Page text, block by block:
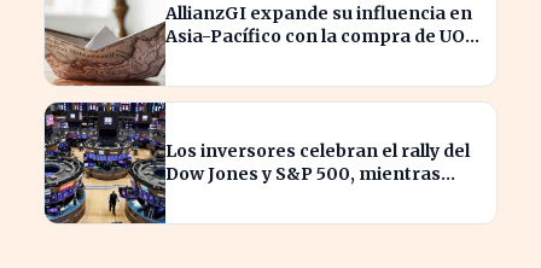
AllianzGI expande su influencia en
Asia-Pacífico con la compra de UOB
Los inversores celebran el rally del
Dow Jones y S&P 500, mientras